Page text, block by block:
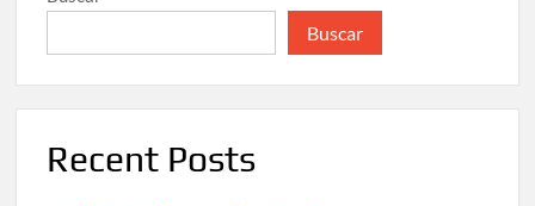
Buscar
Recent Posts